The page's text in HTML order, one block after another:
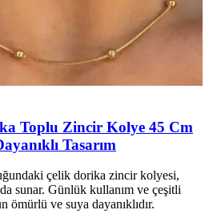
Toplu Zincir Kolye 45 Cm
Tasarım
çelik dorika zincir kolyesi,
sunar. Günlük kullanım ve çeşitli
ömürlü ve suya dayanıklıdır.